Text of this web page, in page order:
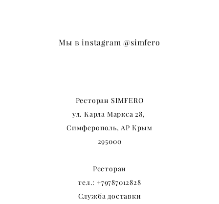
Мы в instagram@simfero
Ресторан SIMFERO
ул. Карла Маркса28,
Симферополь, АР Крым
295000
Ресторан
тел.: +79787012828
Служба доставки